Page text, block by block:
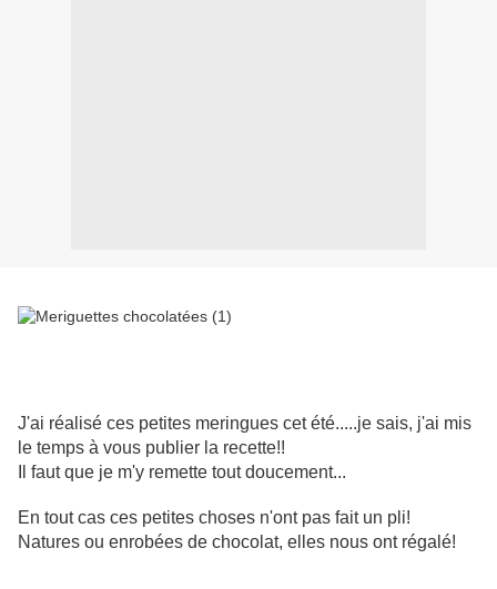
J'ai réalisé ces petites meringues cet été.....je sais, j'ai mis
le temps à vous publier la recette!!
Il faut que je m'y remette tout doucement...
En tout cas ces petites choses n'ont pas fait un pli!
Natures ou enrobées de chocolat, elles nous ont régalé!